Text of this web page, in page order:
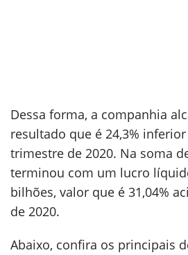
Dessa forma, a companhia
resultado que é 24,3%
trimestre de 2020. Na soma
terminou com um lucro
bilhões, valor que é 31,04%
de 2020.
Abaixo, confira os principais